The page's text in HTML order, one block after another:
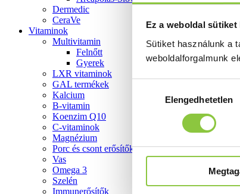
Ez a weboldal sütiket
Sütiket használunk a
weboldalforgalmunk
kiválasztásaElengedhetetlen
Dermedic
CeraVe
Vitaminok
Multivitamin
Felnőtt
Gyerek
LXR vitaminok
GAL termékek
Kalcium
B-vitamin
Koenzim Q10
C-vitaminok
Magnézium
Porc és csont erősítők
Vas
Omega 3
Szelén
Immunerősítők